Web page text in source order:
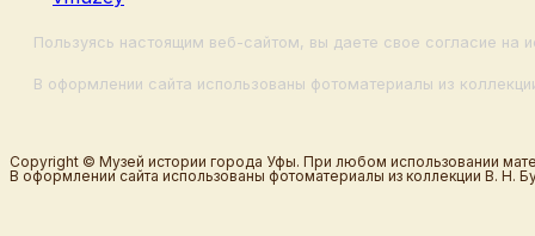
Пользуясь настоящим веб-сайтом, вы даете свое согласие на
В оформлении сайта использованы фотоматериалы из
Copyright © Музей истории города Уфы. При любом использовании
В оформлении сайта использованы фотоматериалы из коллекции В. Н.